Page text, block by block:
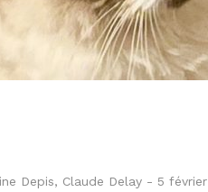
Depis, Claude Delay - 5